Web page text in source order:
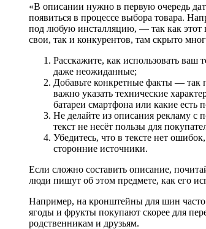
«В описании нужно в первую очередь
появиться в процессе выбора товара.
под любую инсталляцию, — так как этот
свои, так и конкурентов, там скрыто
Расскажите, как использовать ваш
даже неожиданные;
Добавьте конкретные факты — так
важно указать технические
батареи смартфона или какие есть
Не делайте из описания рекламу
текст не несёт пользы для
Убедитесь, что в тексте нет
сторонние источники.
Если сложно составить описание,
люди пишут об этом предмете, как его
Например, на кронштейны для шин
ягоды и фрукты покупают скорее для
родственникам и друзьям.